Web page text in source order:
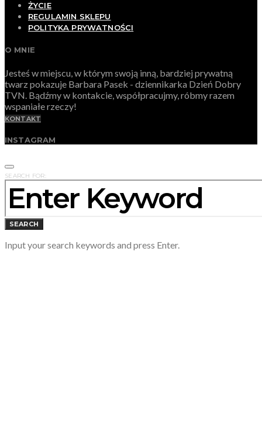
ŻYCIE
REGULAMIN SKLEPU
POLITYKA PRYWATNOŚCI
O MNIE
Jesteś w miejscu, w którym swoją inną, bardziej prywatną
twarz pokazuje Barbara Pasek - dziennikarka Dzień Dobry
TVN. Bądźmy w kontakcie, współpracujmy, róbmy razem
wspaniałe rzeczy!
KONTAKT
INSTAGRAM
SEARCH FOR:
SEARCH
Input your search keywords and press Enter.